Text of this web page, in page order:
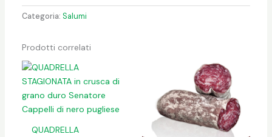
Categoria: Salumi
Prodotti correlati
QUADRELLA